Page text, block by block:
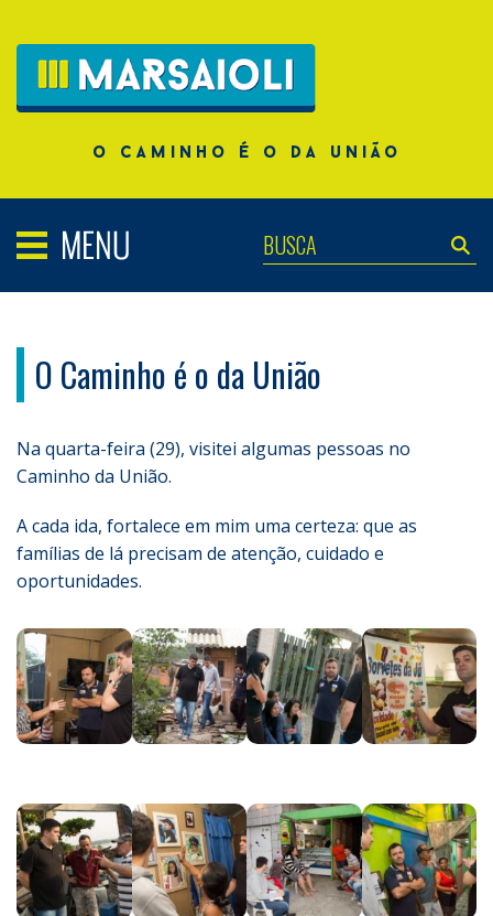
o caminho é o da união
O Caminho é o da União
Na quarta-feira (29), visitei algumas pessoas no
Caminho da União.
A cada ida, fortalece em mim uma certeza: que as
famílias de lá precisam de atenção, cuidado e
oportunidades.